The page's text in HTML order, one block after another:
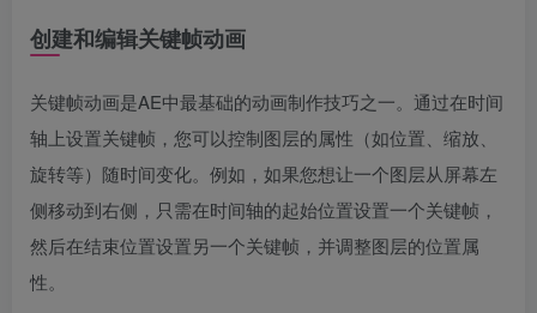
创建和编辑关键帧动画
关键帧动画是AE中最基础的动画制作技巧之一。通过在时间
轴上设置关键帧，您可以控制图层的属性（如位置、缩放、
旋转等）随时间变化。例如，如果您想让一个图层从屏幕左
侧移动到右侧，只需在时间轴的起始位置设置一个关键帧，
然后在结束位置设置另一个关键帧，并调整图层的位置属
性。